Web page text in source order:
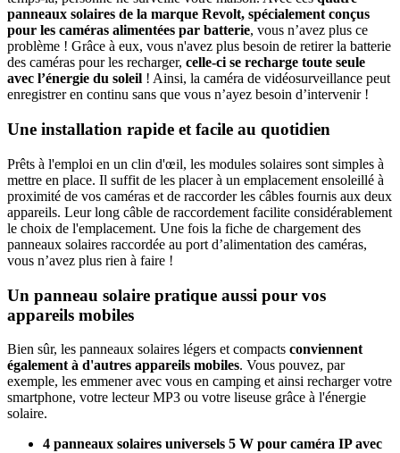
panneaux solaires de la marque Revolt, spécialement conçus
pour les caméras alimentées par batterie, vous n’avez plus ce
problème ! Grâce à eux, vous n'avez plus besoin de retirer la batterie
des caméras pour les recharger, celle-ci se recharge toute seule
avec l’énergie du soleil ! Ainsi, la caméra de vidéosurveillance peut
enregistrer en continu sans que vous n’ayez besoin d’intervenir !
Une installation rapide et facile au quotidien
Prêts à l'emploi en un clin d'œil, les modules solaires sont simples à
mettre en place. Il suffit de les placer à un emplacement ensoleillé à
proximité de vos caméras et de raccorder les câbles fournis aux deux
appareils. Leur long câble de raccordement facilite considérablement
le choix de l'emplacement. Une fois la fiche de chargement des
panneaux solaires raccordée au port d’alimentation des caméras,
vous n’avez plus rien à faire !
Un panneau solaire pratique aussi pour vos
appareils mobiles
Bien sûr, les panneaux solaires légers et compacts conviennent
également à d'autres appareils mobiles. Vous pouvez, par
exemple, les emmener avec vous en camping et ainsi recharger votre
smartphone, votre lecteur MP3 ou votre liseuse grâce à l'énergie
solaire.
4 panneaux solaires universels 5 W pour caméra IP avec